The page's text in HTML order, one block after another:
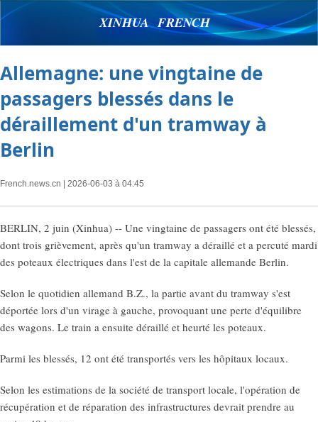
XINHUA FRENCH
Allemagne: une vingtaine de
passagers blessés dans le
déraillement d'un tramway à
Berlin
French.news.cn | 2026-06-03 à 04:45
BERLIN, 2 juin (Xinhua) -- Une vingtaine de passagers ont été blessés,
dont trois grièvement, après qu'un tramway a déraillé et a percuté mardi
des poteaux électriques dans l'est de la capitale allemande Berlin.
Selon le quotidien allemand B.Z., la partie avant du tramway s'est
déportée lors d'un virage à gauche, provoquant une perte d'équilibre
des wagons. Le train a ensuite déraillé et heurté les poteaux.
Parmi les blessés, 12 ont été transportés vers les hôpitaux locaux.
Selon les estimations de la société de transport locale, l'opération de
récupération et de réparation des infrastructures devrait prendre au